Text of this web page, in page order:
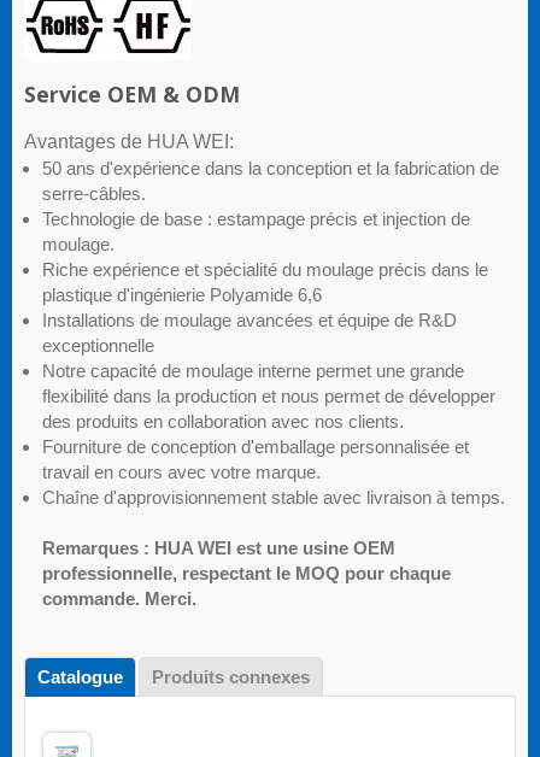
Service OEM & ODM
Avantages de HUA WEI:
50 ans d'expérience dans la conception et la fabrication de
serre-câbles.
Technologie de base : estampage précis et injection de
moulage.
Riche expérience et spécialité du moulage précis dans le
plastique d'ingénierie Polyamide 6,6
Installations de moulage avancées et équipe de R&D
exceptionnelle
Notre capacité de moulage interne permet une grande
flexibilité dans la production et nous permet de développer
des produits en collaboration avec nos clients.
Fourniture de conception d'emballage personnalisée et
travail en cours avec votre marque.
Chaîne d'approvisionnement stable avec livraison à temps.
Remarques : HUA WEI est une usine OEM
professionnelle, respectant le MOQ pour chaque
commande. Merci.
Catalogue Produits connexes